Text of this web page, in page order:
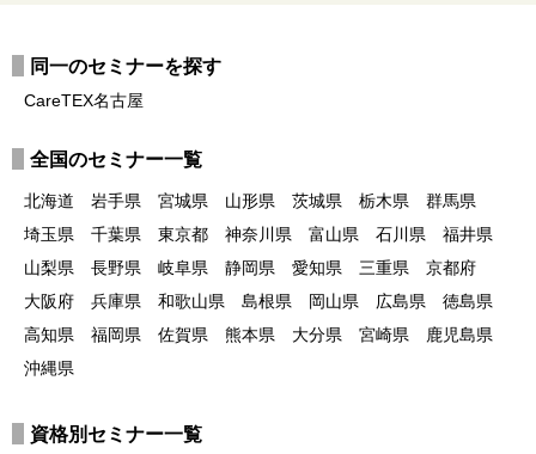
同一のセミナーを探す
CareTEX名古屋
全国のセミナー一覧
北海道 岩手県 宮城県 山形県 茨城県 栃木県
群馬県
埼玉県
千葉県 東京都 神奈川県 富山県 石川県
福井県
山梨県
長野県 岐阜県 静岡県 愛知県 三重県
京都府
大阪府
兵庫県 和歌山県 島根県 岡山県 広島県
徳島県
高知県
福岡県 佐賀県 熊本県 大分県 宮崎県
鹿児島県
沖縄県
資格別セミナー一覧